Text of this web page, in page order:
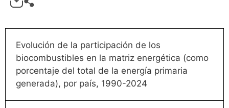
Evolución de la participación de los
biocombustibles en la matriz energética (como
porcentaje del total de la energía primaria
generada), por país, 1990-2024